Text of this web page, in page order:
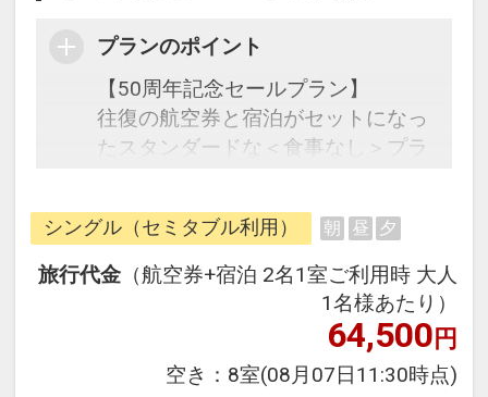
プランのポイント
【50周年記念セールプラン】
往復の航空券と宿泊がセットになっ
たスタンダードな＜食事なし＞プラ
フライトと宿泊を自由に組み合わせ
できるダイナミックパッケージだか
ら、一都市滞在はもちろん周遊旅行
にも最適！
旅行期間中の1泊だけの宿泊や延
泊・飛び泊なども自由自在です。
フライトは、安心のJAL（または
シングル（セミタブル利用） 朝 昼 夕
旅行代金 （航空券+宿泊 2名1室ご利用時 大人
1名様あたり）
64,500円
空き： 8室(08月07日11:30時点)